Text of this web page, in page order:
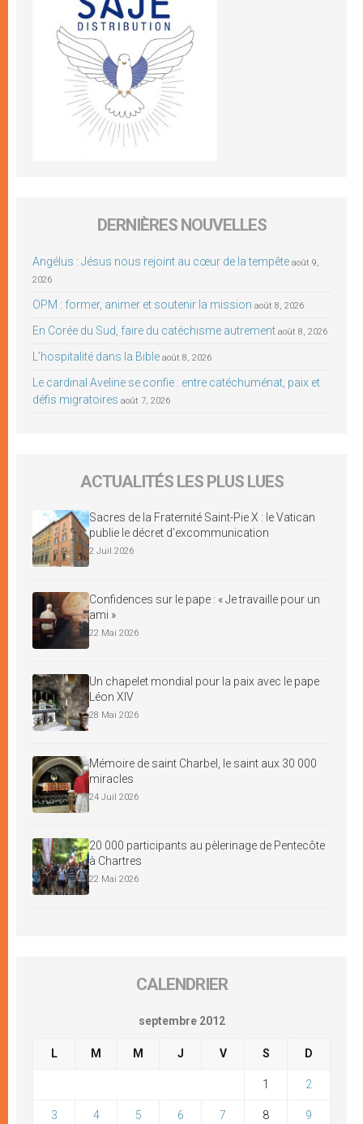
DERNIÈRES NOUVELLES
Angélus : Jésus nous rejoint au cœur de la tempête août 9,
2026
OPM : former, animer et soutenir la mission août 8, 2026
En Corée du Sud, faire du catéchisme autrement août 8, 2026
L’hospitalité dans la Bible août 8, 2026
Le cardinal Aveline se confie : entre catéchuménat, paix et
défis migratoires août 7, 2026
ACTUALITÉS LES PLUS LUES
Sacres de la Fraternité Saint-Pie X : le Vatican
publie le décret d’excommunication
2 Juil 2026
Confidences sur le pape : « Je travaille pour un
ami »
22 Mai 2026
Un chapelet mondial pour la paix avec le pape
Léon XIV
28 Mai 2026
Mémoire de saint Charbel, le saint aux 30 000
miracles
24 Juil 2026
20 000 participants au pèlerinage de Pentecôte
à Chartres
22 Mai 2026
CALENDRIER
septembre 2012
L M M J V S D
1 2
3 4 5 6 7 8 9